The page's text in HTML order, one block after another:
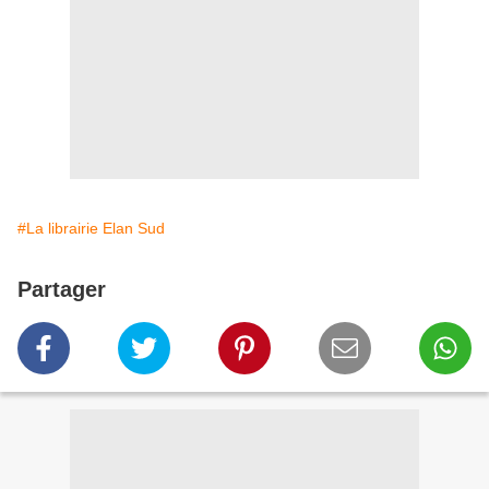
#La librairie Elan Sud
Partager